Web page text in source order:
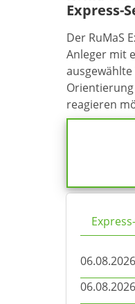
Express-
Der RuMaS
Anleger mit
reagieren
06.08.2026
06.08.2026